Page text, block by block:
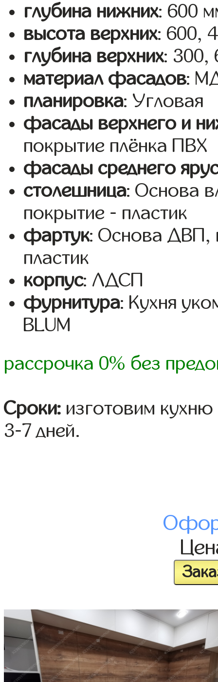
глубина нижних: 600
высота верхних: 600,
глубина верхних: 300,
материал фасадов:
планировка: Угловая
фасады верхнего и
покрытие плёнка ПВХ
фасады среднего
столешница: Основа
покрытие - пластик
фартук: Основа ДВП,
пластик
корпус: ЛДСП
фурнитура: Кухня
BLUM
рассрочка 0% без
Сроки: изготовим
3-7 дней.